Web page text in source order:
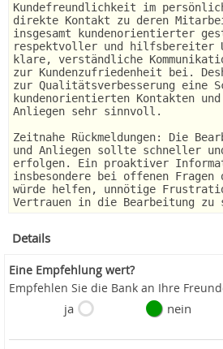
Kundefreundlichkeit im
direkte Kontakt zu deren
insgesamt kundenorientierter
respektvoller und hilfsbereiter
klare, verständliche
zur Kundenzufriedenheit bei.
zur Qualitätsverbesserung eine
kundenorientierten Kontakten und
Anliegen sehr sinnvoll.
Zeitnahe Rückmeldungen: Die
und Anliegen sollte schneller
erfolgen. Ein proaktiver
insbesondere bei offenen Fragen
würde helfen, unnötige
Vertrauen in die Bearbeitung zu
Details
Eine Empfehlung wert?
Empfehlen Sie die Bank an Ihre
ja nein